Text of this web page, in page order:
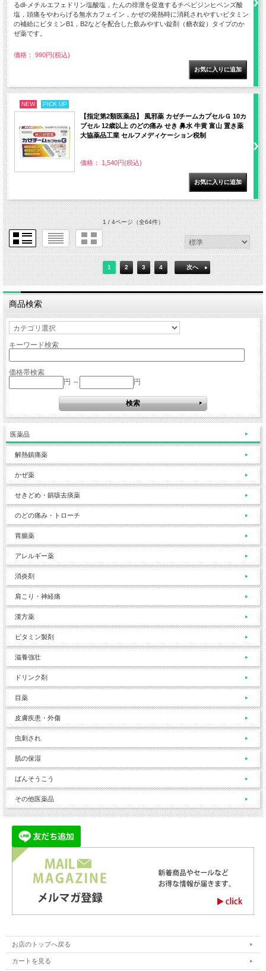
るdl-メチルエフェドリン塩酸塩，たんの排泄を促進するチペピジンヒベンズ酸
塩，頭痛をやわらげる無水カフェイン，かぜの発熱時に消耗されやすいビタミン
の補給にビタミンB1，B2などを配合した飲みやすい錠剤（糖衣錠）タイプのか
ぜ薬です。
価格： 990円(税込)
NEW PICK UP
【指定第2類医薬品】 風邪薬 カゼチームカプセルＧ 10カ
プセル 12歳以上 のどの痛み せき 鼻水 牛黄 富山 置き薬
大協薬品工業 セルフメディケーション税制
価格： 1,540円(税込)
1 / 4ページ（全64件）
1 2 3 4 次へ
商品検索
キーワード検索
価格帯検索
円 ～
円
医薬品
解熱鎮痛薬
かぜ薬
せきどめ・鎮咳去痰薬
のどの痛み・トローチ
胃腸薬
アレルギー薬
消炎剤
肩こり・神経痛
漢方薬
ビタミン製剤
滋養強壮
ドリンク剤
目薬
皮膚疾患・外傷
虫刺され
肌の保湿
ばんそうこう
その他医薬品
お店のトップへ戻る
カートを見る